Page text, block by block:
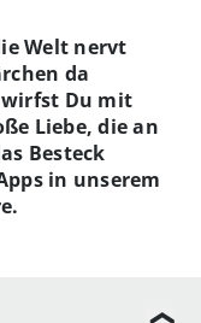
Welt nervt
da
Du mit
Liebe, die an
Besteck
in unserem